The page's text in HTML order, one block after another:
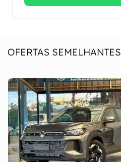
OFERTAS SEMELHANTES